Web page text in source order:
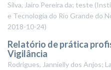
Silva, Jairo Pereira da; teste (
e Tecnologia do Rio Grande do
2018-10-24)
Relatório de prática
Vigilância
Rodrigues, Jannielly dos Anjos;